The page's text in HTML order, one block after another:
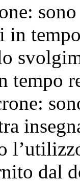
in
dal